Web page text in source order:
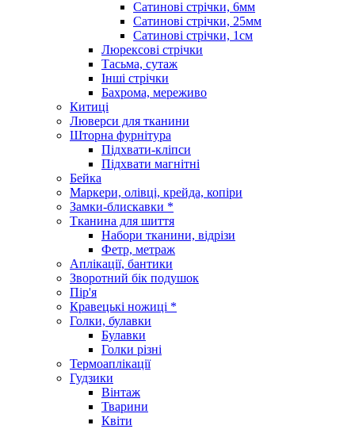
Сатинові стрічки, 6мм
Сатинові стрічки, 25мм
Сатинові стрічки, 1см
Люрексові стрічки
Тасьма, сутаж
Інші стрічки
Бахрома, мереживо
Китиці
Люверси для тканини
Шторна фурнітура
Підхвати-кліпси
Підхвати магнітні
Бейка
Маркери, олівці, крейда, копіри
Замки-блискавки *
Тканина для шиття
Набори тканини, відрізи
Фетр, метраж
Аплікації, бантики
Зворотний бік подушок
Пір'я
Кравецькі ножиці *
Голки, булавки
Булавки
Голки різні
Термоаплікації
Гудзики
Вінтаж
Тварини
Квіти